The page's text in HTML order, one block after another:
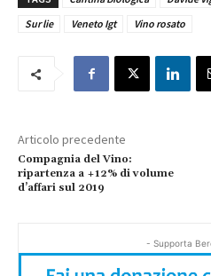
Sur lie
Veneto Igt Vino rosato
Articolo precedente
Compagnia del Vino:
ripartenza a +12% di volume
d’affari sul 2019
- Supporta